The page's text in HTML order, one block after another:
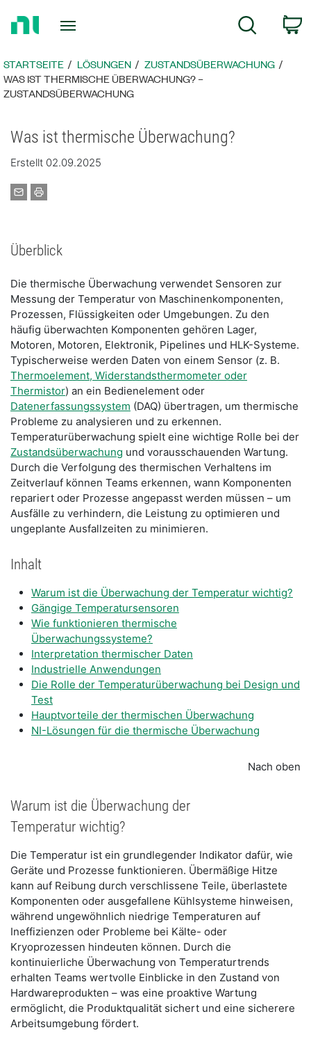
zur
Suche
STARTSEITE LÖSUNGEN
ZUSTANDSÜBERWACHUNG
WAS IST THERMISCHE ÜBERWACHUNG? –
ZUSTANDSÜBERWACHUNG
Was ist thermische Überwachung?
Erstellt 02.09.2025
Überblick
Die thermische Überwachung verwendet Sensoren zur
Messung der Temperatur von Maschinenkomponenten,
Prozessen, Flüssigkeiten oder Umgebungen. Zu den
häufig überwachten Komponenten gehören Lager,
Motoren, Motoren, Elektronik, Pipelines und HLK-Systeme.
Typischerweise werden Daten von einem Sensor (z. B.
Thermoelement, Widerstandsthermometer oder
Thermistor) an ein Bedienelement oder
Datenerfassungssystem (DAQ) übertragen, um thermische
Probleme zu analysieren und zu erkennen.
Temperaturüberwachung spielt eine wichtige Rolle bei der
Zustandsüberwachung und vorausschauenden Wartung.
Durch die Verfolgung des thermischen Verhaltens im
Zeitverlauf können Teams erkennen, wann Komponenten
repariert oder Prozesse angepasst werden müssen – um
Ausfälle zu verhindern, die Leistung zu optimieren und
ungeplante Ausfallzeiten zu minimieren.
Inhalt
Warum ist die Überwachung der Temperatur wichtig?
Gängige Temperatursensoren
Wie funktionieren thermische
Überwachungssysteme?
Interpretation thermischer Daten
Industrielle Anwendungen
Die Rolle der Temperaturüberwachung bei Design und
Test
Hauptvorteile der thermischen Überwachung
NI-Lösungen für die thermische Überwachung
Nach oben
Warum ist die Überwachung der
Temperatur wichtig?
Die Temperatur ist ein grundlegender Indikator dafür, wie
Geräte und Prozesse funktionieren. Übermäßige Hitze
kann auf Reibung durch verschlissene Teile, überlastete
Komponenten oder ausgefallene Kühlsysteme hinweisen,
während ungewöhnlich niedrige Temperaturen auf
Ineffizienzen oder Probleme bei Kälte- oder
Kryoprozessen hindeuten können. Durch die
kontinuierliche Überwachung von Temperaturtrends
erhalten Teams wertvolle Einblicke in den Zustand von
Hardwareprodukten – was eine proaktive Wartung
ermöglicht, die Produktqualität sichert und eine sicherere
Arbeitsumgebung fördert.